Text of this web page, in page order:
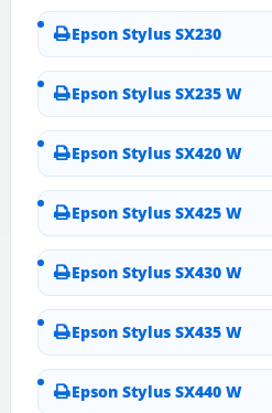
Epson Stylus SX230
Epson Stylus SX235 W
Epson Stylus SX420 W
Epson Stylus SX425 W
Epson Stylus SX430 W
Epson Stylus SX435 W
Epson Stylus SX440 W